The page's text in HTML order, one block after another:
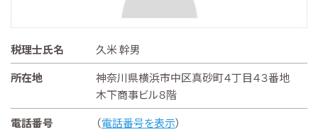
税理士氏名
久米 幹男
所在地
神奈川県横浜市中区真砂町４丁目４３番地
木下商事ビル８階
電話番号
（電話番号を表示）